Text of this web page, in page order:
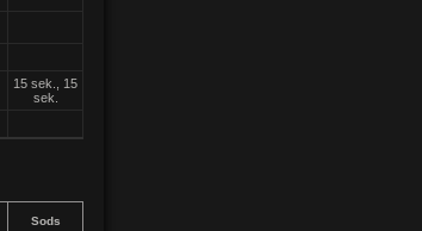
15 sek., 15
sek.
Sods